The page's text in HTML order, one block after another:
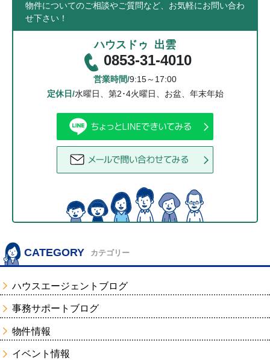
物件についてのご相談やご質問など、お気軽にお問い合わ
せ下さい！
ハウスドゥ 出雲
0853-31-4010
営業時間/9:15～17:00
定休日/水曜日、第2･4火曜日、お盆、年末年始
CATEGORY カテゴリー
ハウスエージェントブログ
事務サポートブログ
物件情報
イベント情報